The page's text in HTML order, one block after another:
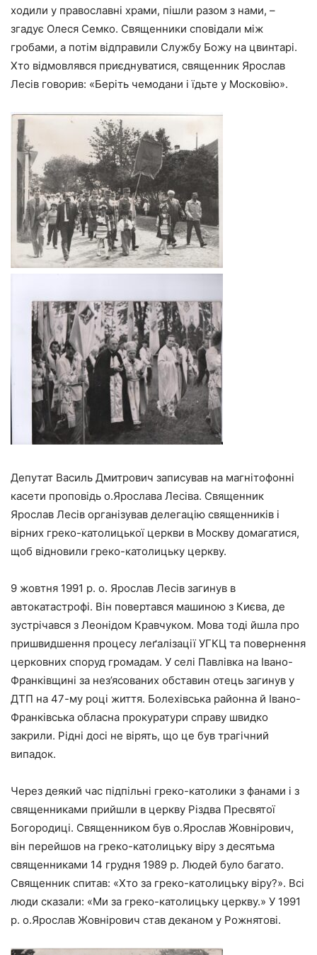
ходили у православні храми, пішли разом з нами, –
згадує Олеся Семко. Священники сповідали між
гробами, а потім відправили Службу Божу на цвинтарі.
Хто відмовлявся приєднуватися, священник Ярослав
Лесів говорив: «Беріть чемодани і їдьте у Московію».
Депутат Василь Дмитрович записував на магнітофонні
касети проповідь о.Ярослава Лесіва. Священник
Ярослав Лесів організував делегацію священників і
вірних греко-католицької церкви в Москву домагатися,
щоб відновили греко-католицьку церкву.
9 жовтня 1991 р. о. Ярослав Лесів загинув в
автокатастрофі. Він повертався машиною з Києва, де
зустрічався з Леонідом Кравчуком. Мова тоді йшла про
пришвидшення процесу леґалізації УГКЦ та повернення
церковних споруд громадам. У селі Павлівка на Івано-
Франківщині за нез’ясованих обставин отець загинув у
ДТП на 47-му році життя. Болехівська районна й Івано-
Франківська обласна прокуратури справу швидко
закрили. Рідні досі не вірять, що це був трагічний
випадок.
Через деякий час підпільні греко-католики з фанами і з
священниками прийшли в церкву Різдва Пресвятої
Богородиці. Священником був о.Ярослав Жовнірович,
він перейшов на греко-католицьку віру з десятьма
священниками 14 грудня 1989 р. Людей було багато.
Священник спитав: «Хто за греко-католицьку віру?». Всі
люди сказали: «Ми за греко-католицьку церкву.» У 1991
р. о.Ярослав Жовнірович став деканом у Рожнятові.